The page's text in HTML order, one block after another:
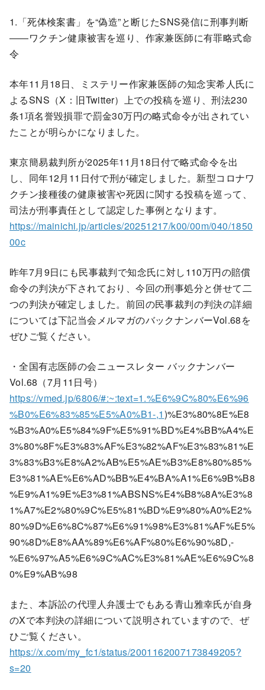
1.「死体検案書」を“偽造”と断じたSNS発信に刑事判断
――ワクチン健康被害を巡り、作家兼医師に有罪略式命
令
本年11月18日、ミステリー作家兼医師の知念実希人氏に
よるSNS（X：旧Twitter）上での投稿を巡り、刑法230
条1項名誉毀損罪で罰金30万円の略式命令が出されてい
たことが明らかになりました。
東京簡易裁判所が2025年11月18日付で略式命令を出
し、同年12月11日付で刑が確定しました。新型コロナワ
クチン接種後の健康被害や死因に関する投稿を巡って、
司法が刑事責任として認定した事例となります。
https://mainichi.jp/articles/20251217/k00/00m/040/1850
00c
昨年7月9日にも民事裁判で知念氏に対し110万円の賠償
命令の判決が下されており、今回の刑事処分と併せて二
つの判決が確定しました。前回の民事裁判の判決の詳細
については下記当会メルマガのバックナンバーVol.68を
ぜひご覧ください。
・全国有志医師の会ニュースレター バックナンバー
Vol.68（7月11日号）
https://vmed.jp/6806/#:~:text=1.%E6%9C%80%E6%96
%B0%E6%83%85%E5%A0%B1-,1)%E3%80%8E%E8
%B3%A0%E5%84%9F%E5%91%BD%E4%BB%A4%E
3%80%8F%E3%83%AF%E3%82%AF%E3%83%81%E
3%83%B3%E8%A2%AB%E5%AE%B3%E8%80%85%
E3%81%AE%E6%AD%BB%E4%BA%A1%E6%9B%B8
%E9%A1%9E%E3%81%ABSNS%E4%B8%8A%E3%8
1%A7%E2%80%9C%E5%81%BD%E9%80%A0%E2%
80%9D%E6%8C%87%E6%91%98%E3%81%AF%E5%
90%8D%E8%AA%89%E6%AF%80%E6%90%8D,-
%E6%97%A5%E6%9C%AC%E3%81%AE%E6%9C%8
0%E9%AB%98
また、本訴訟の代理人弁護士でもある青山雅幸氏が自身
のXで本判決の詳細について説明されていますので、ぜ
ひご覧ください。
https://x.com/my_fc1/status/2001162007173849205?
s=20